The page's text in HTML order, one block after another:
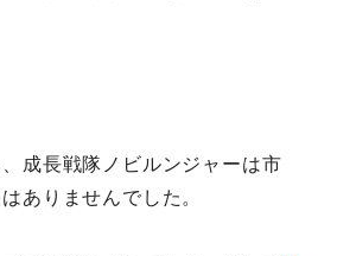
成長戦隊ノビルンジャーは市
ありませんでした。